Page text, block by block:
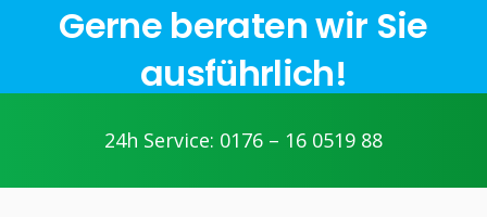
Gerne beraten wir Sie
ausführlich!
24h Service: 0176 – 16 0519 88